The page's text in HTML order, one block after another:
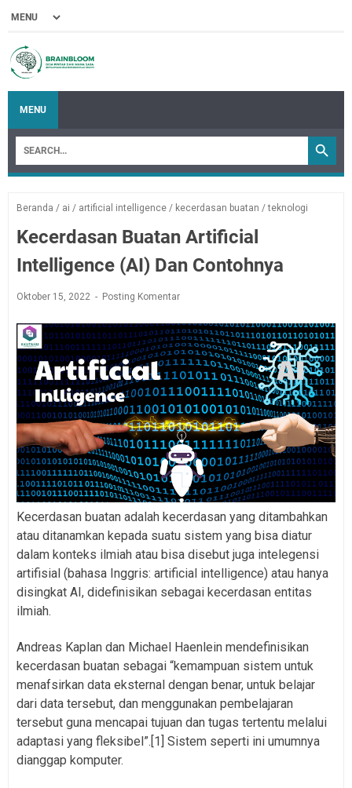
MENU
Beranda / ai / artificial intelligence / kecerdasan buatan /teknologi
Kecerdasan Buatan Artificial
Intelligence (AI) Dan Contohnya
Oktober 15, 2022 Posting Komentar
Kecerdasan buatan adalah kecerdasan yang ditambahkan
atau ditanamkan kepada suatu sistem yang bisa diatur
dalam konteks ilmiah atau bisa disebut juga intelegensi
artifisial (bahasa Inggris: artificial intelligence) atau hanya
disingkat AI, didefinisikan sebagai kecerdasan entitas
ilmiah.
Andreas Kaplan dan Michael Haenlein mendefinisikan
kecerdasan buatan sebagai “kemampuan sistem untuk
menafsirkan data eksternal dengan benar, untuk belajar
dari data tersebut, dan menggunakan pembelajaran
tersebut guna mencapai tujuan dan tugas tertentu melalui
adaptasi yang fleksibel”.[1] Sistem seperti ini umumnya
dianggap komputer.